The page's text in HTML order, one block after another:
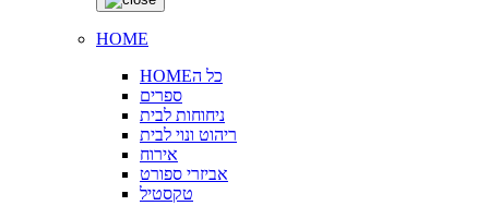
HOME
HOMEכל ה
ספרים
ניחוחות לבית
ריהוט ונוי לבית
אירוח
אביזרי ספורט
טקסטיל